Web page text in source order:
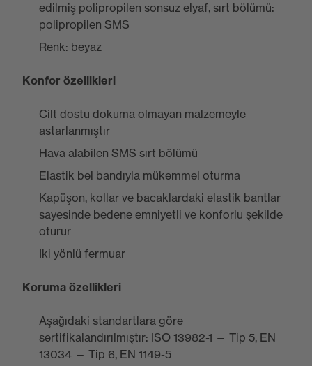
edilmiş polipropilen sonsuz elyaf, sırt bölümü:
polipropilen SMS
Renk: beyaz
Konfor özellikleri
Cilt dostu dokuma olmayan malzemeyle
astarlanmıştır
Hava alabilen SMS sırt bölümü
Elastik bel bandıyla mükemmel oturma
Kapüşon, kollar ve bacaklardaki elastik bantlar
sayesinde bedene emniyetli ve konforlu şekilde
oturur
Iki yönlü fermuar
Koruma özellikleri
Aşağıdaki standartlara göre
sertifikalandırılmıştır: ISO 13982-1 — Tip 5, EN
13034 — Tip 6, EN 1149-5